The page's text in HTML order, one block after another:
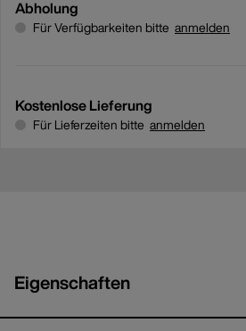
Abholung
Für Verfügbarkeiten bitte anmelden
Kostenlose Lieferung
Für Lieferzeiten bitte anmelden
Eigenschaften